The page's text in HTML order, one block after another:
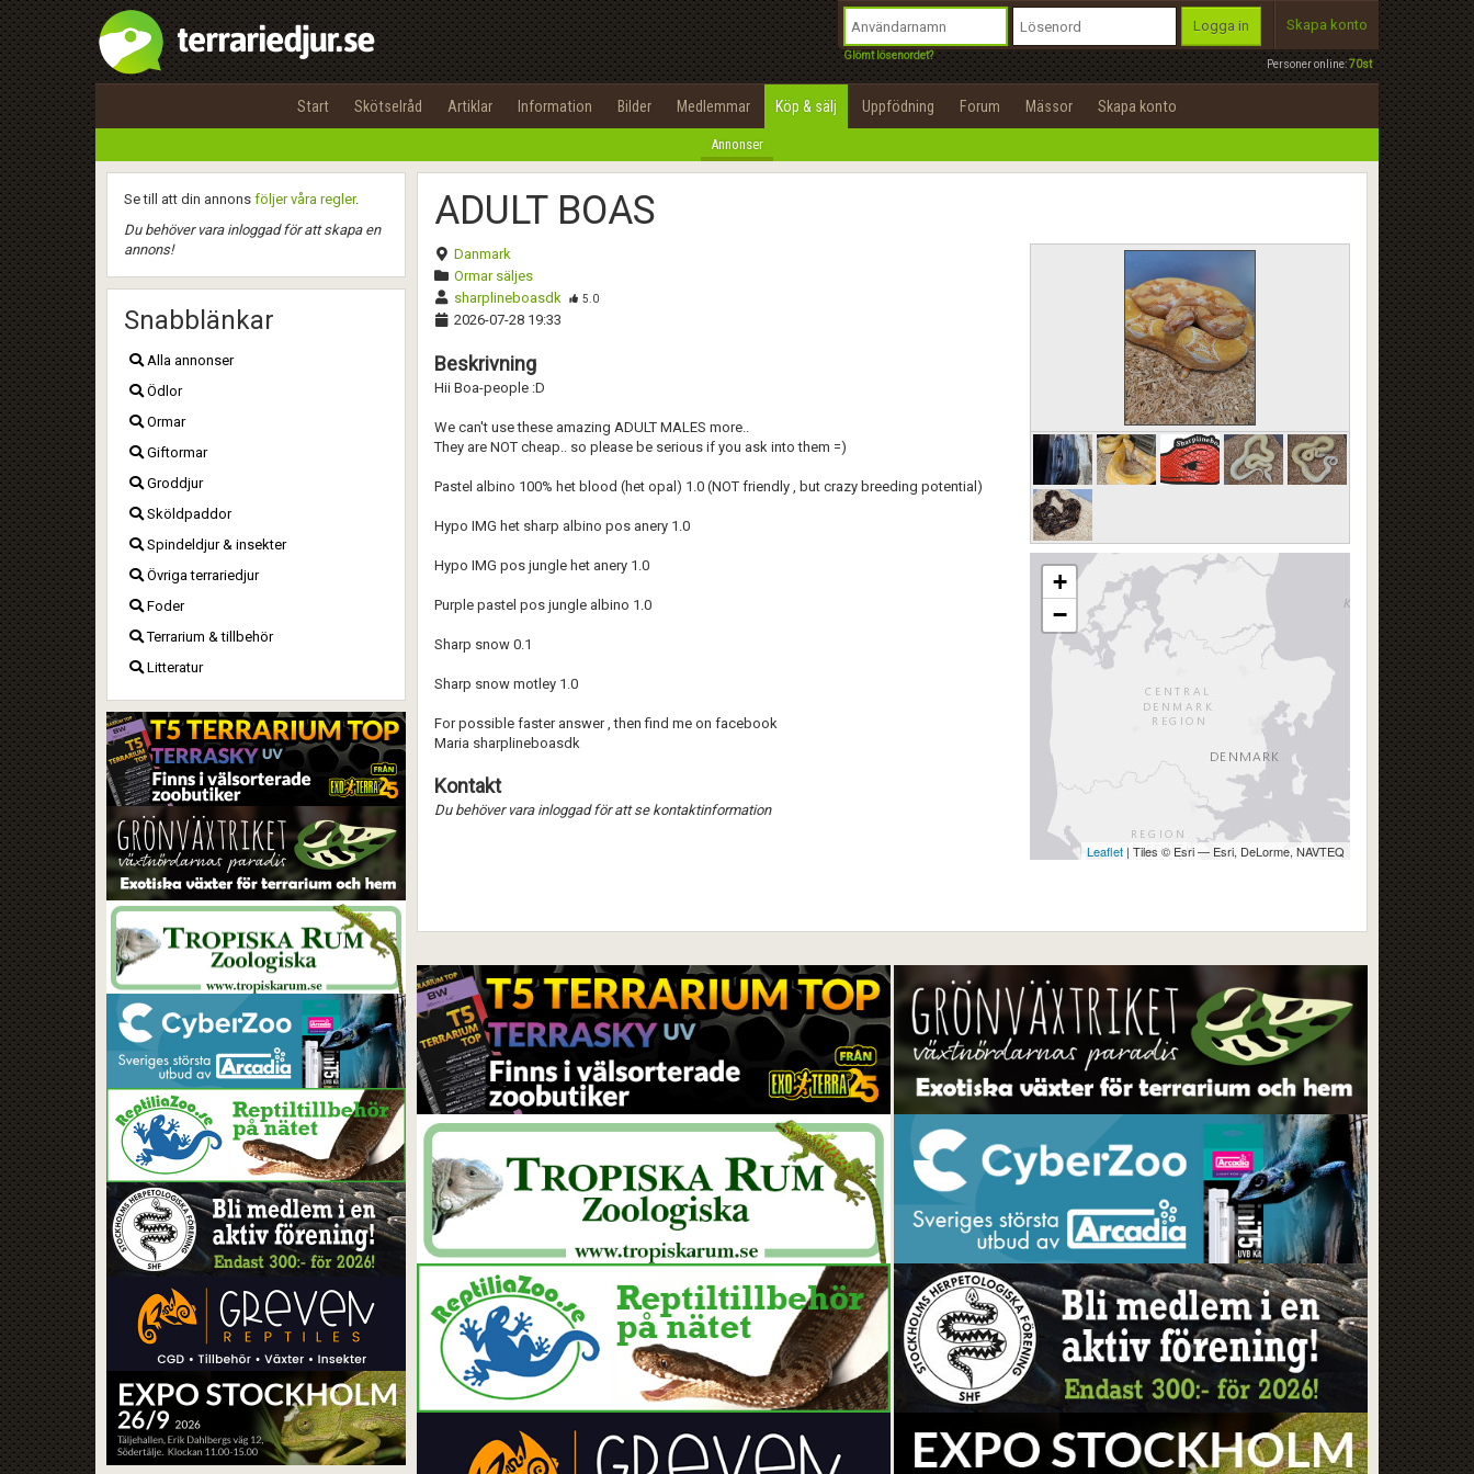
Personer online:70st
Logga in
Glömt lösenordet?
Skapa konto
Start Skötselråd Artiklar Information Bilder Medlemmar Köp & sälj Uppfödning Forum Mässor Skapa konto
Annonser
Se till att din annons följer våra regler.
Du behöver vara inloggad för att skapa en
annons!
Snabblänkar
Alla annonser
Ödlor
Ormar
Giftormar
Groddjur
Sköldpaddor
Spindeldjur & insekter
Övriga terrariedjur
Foder
Terrarium & tillbehör
Litteratur
ADULT BOAS
+
−
Leaflet | Tiles © Esri — Esri, DeLorme, NAVTEQ
Danmark
Ormar säljes
sharplineboasdk
5.0
2026-07-28 19:33
Beskrivning
Hii Boa-people :D
We can't use these amazing ADULT MALES more..
They are NOT cheap.. so please be serious if you ask into them =)
Pastel albino 100% het blood (het opal) 1.0 (NOT friendly , but crazy breeding potential)
Hypo IMG het sharp albino pos anery 1.0
Hypo IMG pos jungle het anery 1.0
Purple pastel pos jungle albino 1.0
Sharp snow 0.1
Sharp snow motley 1.0
For possible faster answer , then find me on facebook
Maria sharplineboasdk
Kontakt
Du behöver vara inloggad för att se kontaktinformation
Namn:
Beskrivning:
Redigera annons
Alla Positiva Negativa
Spara
Utför
100%
OK
integritetspolicy
Namn:
Epost:
Lösenord:
Terms of Service
Begär nytt lösenord
Tillbaka till förstasidan